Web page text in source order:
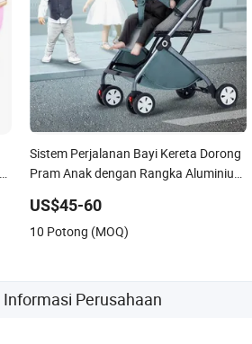
Sistem Perjalanan Bayi Kereta Dorong
Pram Anak dengan Rangka Aluminium
US$45-60
10 Potong (MOQ)
Informasi Perusahaan